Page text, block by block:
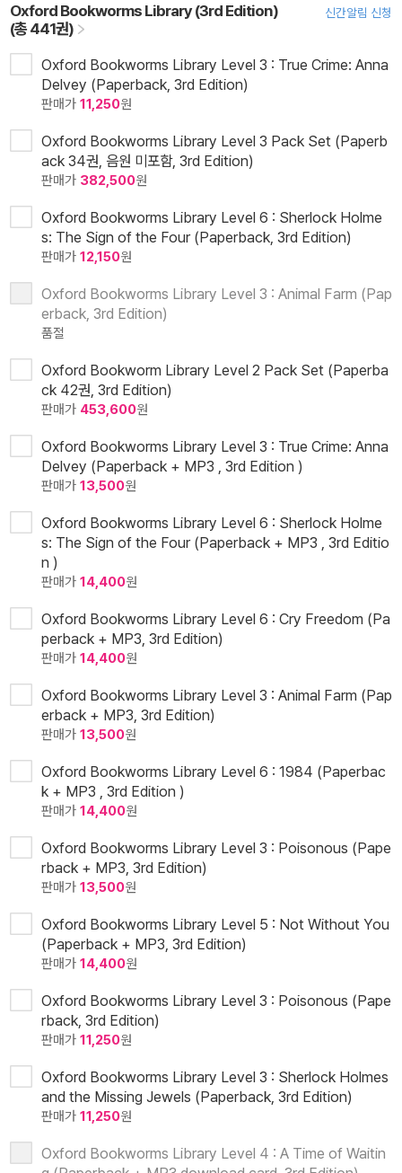
Oxford Bookworms Library (3rd Edition)
(총 441권)
신간알림 신청
Oxford Bookworms Library Level 3 : True Crime: Anna
Delvey (Paperback, 3rd Edition)
판매가 11,250원
Oxford Bookworms Library Level 3 Pack Set (Paperb
ack 34권, 음원 미포함, 3rd Edition)
판매가 382,500원
Oxford Bookworms Library Level 6 : Sherlock Holme
s: The Sign of the Four (Paperback, 3rd Edition)
판매가 12,150원
Oxford Bookworms Library Level 3 : Animal Farm (Pap
erback, 3rd Edition)
품절
Oxford Bookworm Library Level 2 Pack Set (Paperba
ck 42권, 3rd Edition)
판매가 453,600원
Oxford Bookworms Library Level 3 : True Crime: Anna
Delvey (Paperback + MP3 , 3rd Edition )
판매가 13,500원
Oxford Bookworms Library Level 6 : Sherlock Holme
s: The Sign of the Four (Paperback + MP3 , 3rd Editio
n )
판매가 14,400원
Oxford Bookworms Library Level 6 : Cry Freedom (Pa
perback + MP3, 3rd Edition)
판매가 14,400원
Oxford Bookworms Library Level 3 : Animal Farm (Pap
erback + MP3, 3rd Edition)
판매가 13,500원
Oxford Bookworms Library Level 6 : 1984 (Paperbac
k + MP3 , 3rd Edition )
판매가 14,400원
Oxford Bookworms Library Level 3 : Poisonous (Pape
rback + MP3, 3rd Edition)
판매가 13,500원
Oxford Bookworms Library Level 5 : Not Without You
(Paperback + MP3, 3rd Edition)
판매가 14,400원
Oxford Bookworms Library Level 3 : Poisonous (Pape
rback, 3rd Edition)
판매가 11,250원
Oxford Bookworms Library Level 3 : Sherlock Holmes
and the Missing Jewels (Paperback, 3rd Edition)
판매가 11,250원
Oxford Bookworms Library Level 4 : A Time of Waitin